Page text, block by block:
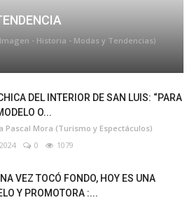
- Historia - Modas y Tendencias)
DEL INTERIOR DE SAN LUIS: “PARA
O...
Pascal Mora (Turismo y Espectáculos)
0 1079
VEZ TOCÓ FONDO, HOY ES UNA
Y PROMOTORA :...